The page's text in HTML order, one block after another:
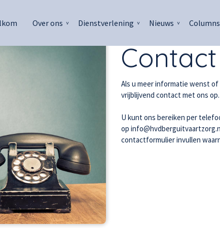
Over ons Dienstverlening Nieuws Columns
Contact
Als u meer informatie wenst
vrijblijvend contact met ons op.
U kunt ons bereiken per
op
contactformulier invullen